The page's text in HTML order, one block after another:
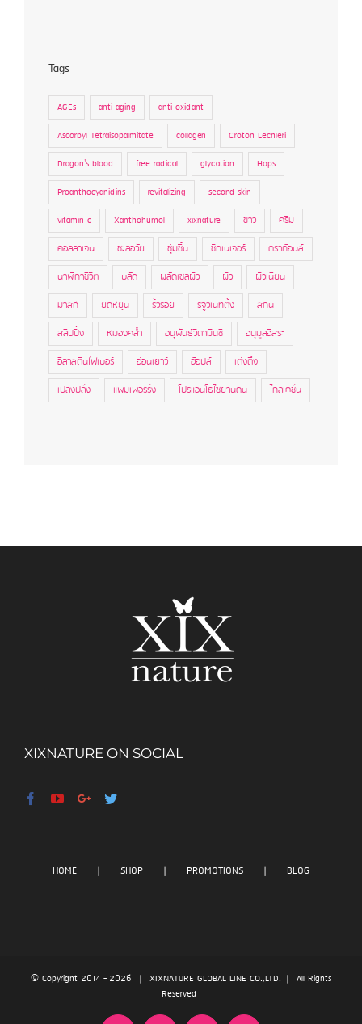
Tags
AGEs anti-aging
anti-oxidant
Ascorbyl Tetraisopalmitate
collagen
Croton Lechleri
Dragon's blood
free radical glycation
Hops
Proanthocyanidins
revitalizing
second skin
vitamin c
Xanthohumol xixnature ขาว
ครีม
คอลลาเจน
ชะลอวัย ชุ่มชื้น ซิกเนเจอร์
ดราก้อนส์
นาฬิกาชีวิต
บลัด ผลัดเซลผิว ผิว
ผิวเนียน
มาสก์
ยืดหยุ่น ริ้วรอย รีจูวิเนทติ้ง
สกิน
สลีปปิ้ง
หมองคล้ำ อนุพันธ์วิตามินซี
อนุมูลอิสระ
อีลาสตินไฟเบอร์
อ่อนเยาว์ ฮ้อปส์
เต่งตึง
เปล่งปลั่ง
แพมเพอร์ริ่ง โปรแอนโธไซยานิดิน ไกลเคชั่น
XIXNATURE ON SOCIAL
HOME SHOP PROMOTIONS BLOG
© Copyright 2014 - 2026 | XIXNATURE GLOBAL LINE CO.,LTD. | All Rights
Reserved